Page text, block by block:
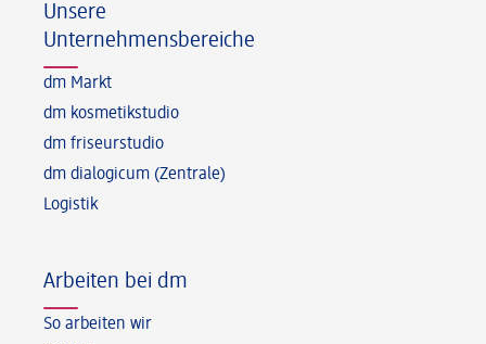
Unsere
Unternehmensbereiche
dm Markt
dm kosmetikstudio
dm friseurstudio
dm dialogicum (Zentrale)
Logistik
Arbeiten bei dm
So arbeiten wir